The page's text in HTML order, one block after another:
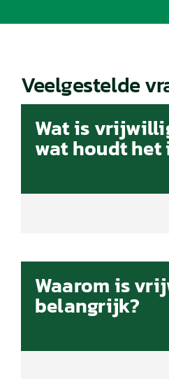
Veelgestelde
Wat is
wat houdt het
Waarom is
belangrijk?